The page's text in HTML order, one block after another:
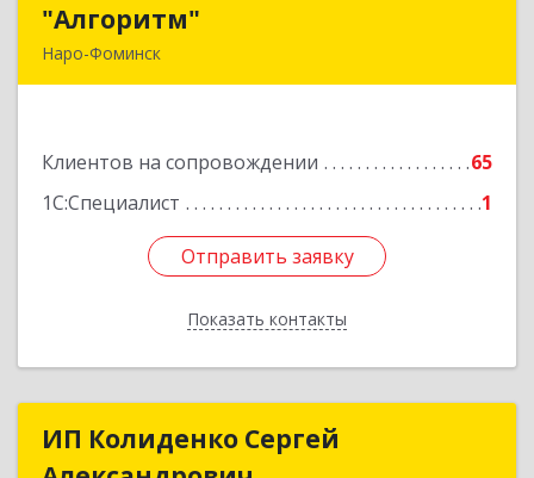
"Алгоритм"
Наро-Фоминск
Клиентов на сопровождении
65
1С:Специалист
1
Отправить заявку
Показать контакты
Подробнее
Отправить заявку
Назад
ИП Колиденко СергейИП Колиденко Сергей